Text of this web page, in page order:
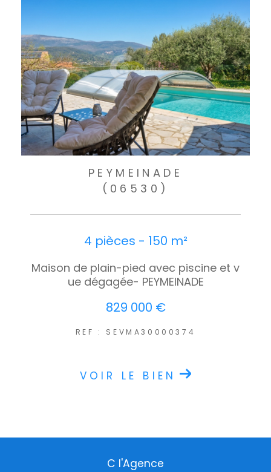
PEYMEINADE
(06530)
4 pièces - 150 m²
Maison de plain-pied avec piscine et v
ue dégagée- PEYMEINADE
829 000 €
REF : SEVMA30000374
VOIR LE BIEN
C l'Agence